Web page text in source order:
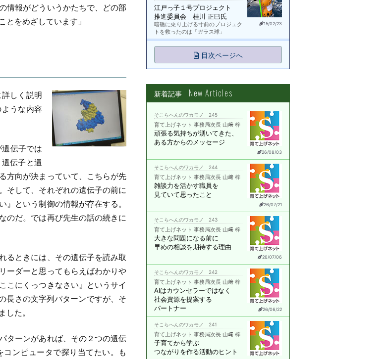
情報がどういうかたちで、どの部
をめざしています」
しく説明
うな内容
伝子では
伝子と遺
方向が決まっていて、こちらが先
そして、それぞれの遺伝子の前に
』という制御の情報が存在する。
のだ。では再び先生の話の続きに
るときには、その遺伝子を読み取
ーダーと思ってもらえばわかりや
こにくっつきなさい』というサイ
長さの文字列パターンですが、そ
た。
ターンがあれば、その２つの遺伝
ンピュータで探り当てたい。も
15/02/23
江戸っ子１号プロジェクト
推進委員会 桂川 正巳氏
暗礁に乗り上げる寸前のプロジェク
トを救ったのは「ガラス球」
目次ページへ
新着記事 New Articles
26/08/03
そこらへんのワカモノ 245
育て上げネット 事務局次長 山﨑 梓
頑張る気持ちが湧いてきた、
ある方からのメッセージ
26/07/21
そこらへんのワカモノ 244
育て上げネット 事務局次長 山﨑 梓
雑談力を活かす職員を
見ていて思ったこと
26/07/06
そこらへんのワカモノ 243
育て上げネット 事務局次長 山﨑 梓
大きな問題になる前に
早めの相談を期待する理由
26/06/22
そこらへんのワカモノ 242
育て上げネット 事務局次長 山﨑 梓
AIはカウンセラーではなく
社会資源を提案する
パートナー
そこらへんのワカモノ 241
育て上げネット 事務局次長 山﨑 梓
子育てから学ぶ
つながりを作る活動のヒント